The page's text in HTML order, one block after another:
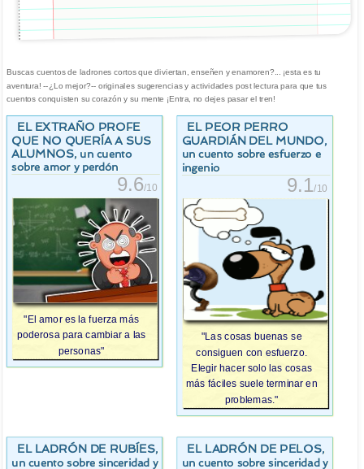
Buscas cuentos de ladrones cortos que diviertan, enseñen y enamoren?... ¡esta es tu
aventura! --¿Lo mejor?-- originales sugerencias y actividades post lectura para que tus
cuentos conquisten su corazón y su mente ¡Entra, no dejes pasar el tren!
EL EXTRAÑO PROFE
QUE NO QUERÍA A SUS
ALUMNOS, un cuento
sobre amor y perdón
9.6/10
"El amor es la fuerza más
poderosa para cambiar a las
personas"
EL PEOR PERRO
GUARDIÁN DEL MUNDO,
un cuento sobre esfuerzo e
ingenio
9.1/10
"Las cosas buenas se
consiguen con esfuerzo.
Elegir hacer solo las cosas
más fáciles suele terminar en
problemas."
EL LADRÓN DE RUBÍES,
un cuento sobre sinceridad y
EL LADRÓN DE PELOS,
un cuento sobre sinceridad y